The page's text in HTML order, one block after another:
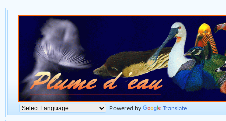
Powered by Translate